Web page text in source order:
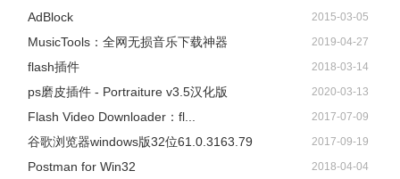
AdBlock 2015-03-05
​MusicTools：全网无损音乐下载神器 2019-04-27
flash插件 2018-03-14
ps磨皮插件 - Portraiture v3.5汉化版 2020-03-13
Flash Video Downloader：fl... 2017-07-09
谷歌浏览器windows版32位61.0.3163.79 2017-09-19
Postman for Win32 2018-04-04